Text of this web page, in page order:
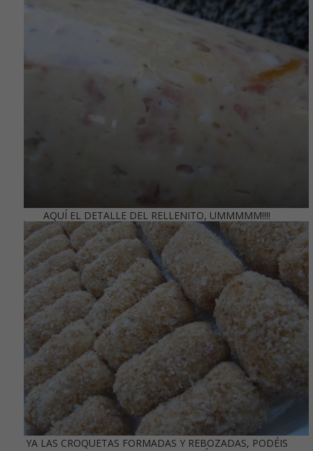
AQUÍ EL DETALLE DEL RELLENITO, UMMMMM!!!!
YA LAS CROQUETAS FORMADAS Y REBOZADAS, PODÉIS